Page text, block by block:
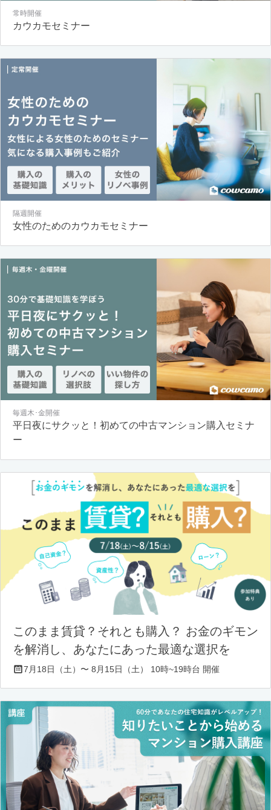
常時開催
カウカモセミナー
隔週開催
女性のためのカウカモセミナー
毎週木･金開催
平日夜にサクッと！初めての中古マンション購入セミナ
ー
このまま賃貸？それとも購入？ お金のギモン
を解消し、あなたにあった最適な選択を
7月18日（土）〜 8月15日（土） 10時~19時台 開催